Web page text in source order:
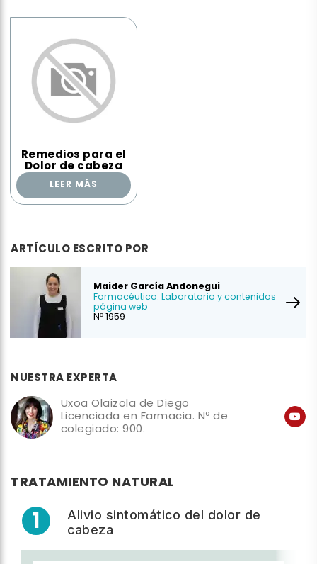
Remedios para el
Dolor de cabeza
LEER MÁS
ARTÍCULO ESCRITO POR
Maider García Andonegui
Farmacéutica. Laboratorio y contenidos
página web
Nº 1959
NUESTRA EXPERTA
Uxoa Olaizola de Diego
Licenciada en Farmacia. Nº de
colegiado: 900.
TRATAMIENTO NATURAL
1
Alivio sintomático del dolor de
cabeza